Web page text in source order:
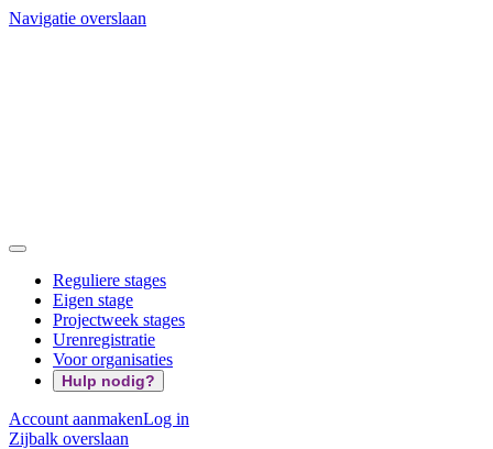
Navigatie overslaan
Reguliere stages
Eigen stage
Projectweek stages
Urenregistratie
Voor organisaties
Hulp nodig?
Account aanmakenLog in
Zijbalk overslaan